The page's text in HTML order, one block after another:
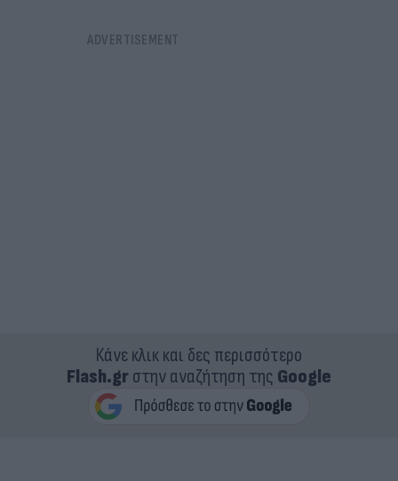
Κάνε κλικ και δες περισσότερο
Flash.grστην αναζήτηση της Google